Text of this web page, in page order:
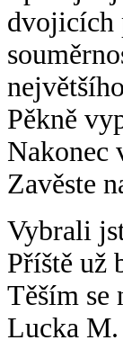
dvojicích
Pěkně
Nakonec
Zavěste
Vybrali
Příště už
Těším se
Lucka M.